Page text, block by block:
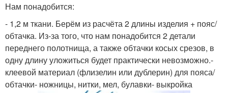
Нам понадобится:
- 1,2 м ткани. Берём из расчёта 2 длины изделия + пояс/
обтачка. Из-за того, что нам понадобится 2 детали
переднего полотнища, а также обтачки косых срезов, в
одну длину уложиться будет практически невозможно.-
клеевой материал (флизелин или дублерин) для пояса/
обтачки- ножницы, нитки, мел, булавки- выкройка